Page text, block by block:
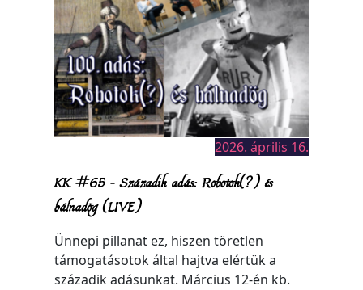
2026. április 16.
KK #65 – Századik adás: Robotok(?) és
bálnadög (LIVE)
Ünnepi pillanat ez, hiszen töretlen
támogatásotok által hajtva elértük a
századik adásunkat. Március 12-én kb.